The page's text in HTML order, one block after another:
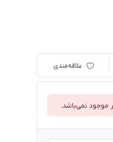
علاقه‌مندی
نمی‌باشد.